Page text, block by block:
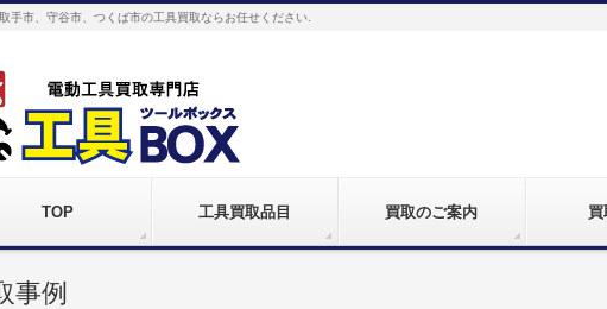
手市、守谷市、つくば市の工具買取ならお任せください.
TOP 工具買取品目 買取のご案内 買
事例